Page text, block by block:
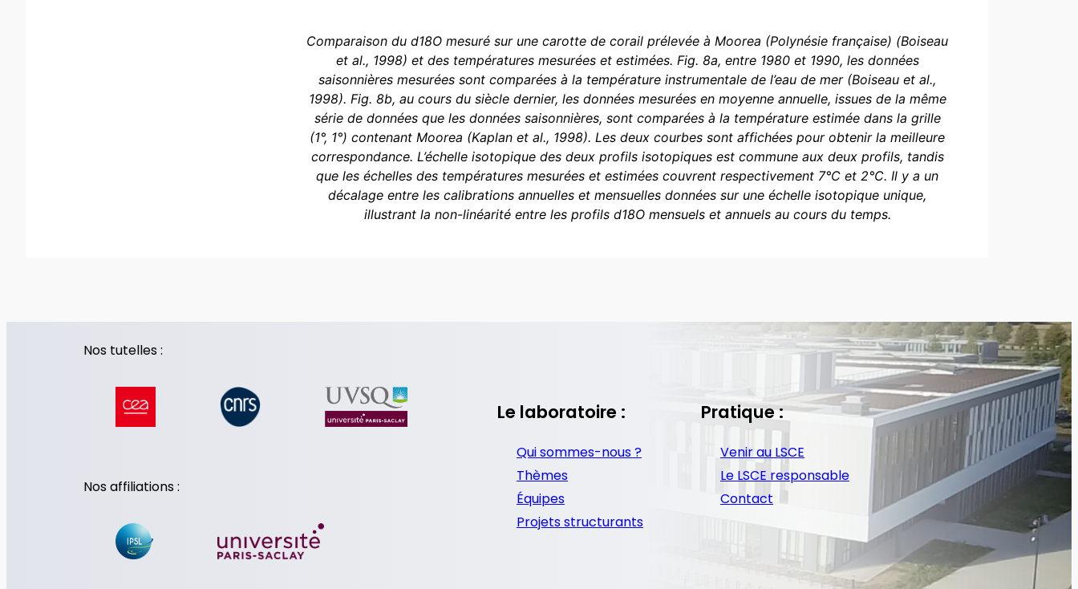
Comparaison du d18O mesuré sur une carotte de corail prélevée à Moorea (Polynésie française) (Boiseau
et al., 1998) et des températures mesurées et estimées. Fig. 8a, entre 1980 et 1990, les données
saisonnières mesurées sont comparées à la température instrumentale de l’eau de mer (Boiseau et al.,
1998). Fig. 8b, au cours du siècle dernier, les données mesurées en moyenne annuelle, issues de la même
série de données que les données saisonnières, sont comparées à la température estimée dans la grille
(1°, 1°) contenant Moorea (Kaplan et al., 1998). Les deux courbes sont affichées pour obtenir la meilleure
correspondance. L’échelle isotopique des deux profils isotopiques est commune aux deux profils, tandis
que les échelles des températures mesurées et estimées couvrent respectivement 7°C et 2°C. Il y a un
décalage entre les calibrations annuelles et mensuelles données sur une échelle isotopique unique,
illustrant la non-linéarité entre les profils d18O mensuels et annuels au cours du temps.
Nos tutelles :
Nos affiliations :
Le laboratoire :
Qui sommes-nous ?
Thèmes
Équipes
Projets structurants
Pratique :
Venir au LSCE
Le LSCE responsable
Contact